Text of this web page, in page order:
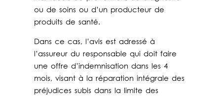
ou de soins ou d’un producteur de
produits de santé.
Dans ce cas, l’avis est adressé à
l’assureur du responsable qui doit faire
une offre d’indemnisation dans les 4
mois, visant à la réparation intégrale des
préjudices subis dans la limite des